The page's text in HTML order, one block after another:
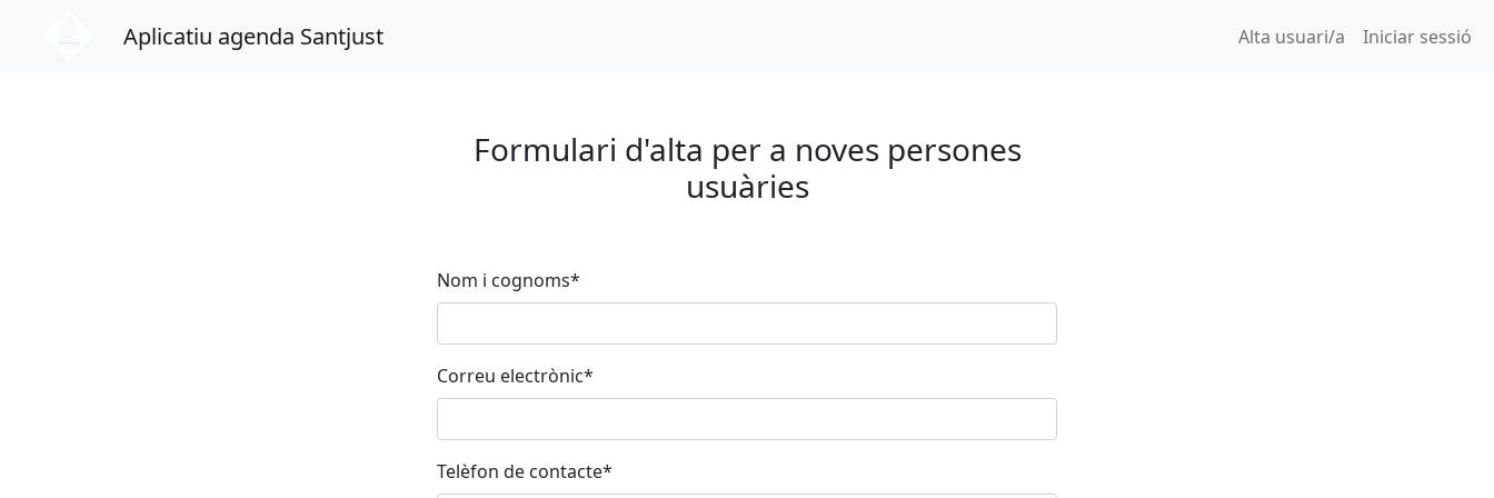
Aplicatiu agenda Santjust Alta usuari/a (current)
Iniciar sessió
Formulari d'alta per a noves persones
usuàries
Nom i cognoms*
Correu electrònic*
Telèfon de contacte*